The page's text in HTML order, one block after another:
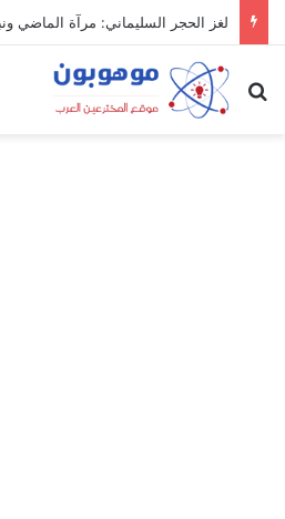
لغز الحجر السليماني: مرآة الماضي
بحث عن